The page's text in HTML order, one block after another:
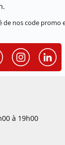
de nos code promo
à 19h00